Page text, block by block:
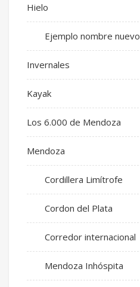
Hielo
Ejemplo nombre nuevo
Invernales
Kayak
Los 6.000 de Mendoza
Mendoza
Cordillera Limítrofe
Cordon del Plata
Corredor internacional
Mendoza Inhóspita